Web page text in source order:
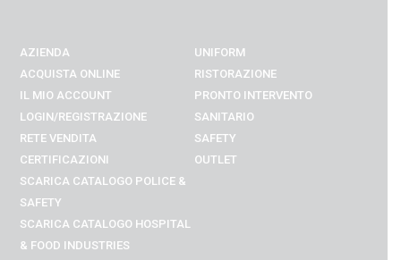
AZIENDA
ACQUISTA ONLINE
IL MIO ACCOUNT
LOGIN/REGISTRAZIONE
RETE VENDITA
CERTIFICAZIONI
SCARICA CATALOGO POLICE &
SAFETY
SCARICA CATALOGO HOSPITAL
& FOOD INDUSTRIES
UNIFORM
RISTORAZIONE
PRONTO INTERVENTO
SANITARIO
SAFETY
OUTLET